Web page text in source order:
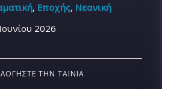
, Εποχής, Νεανική
2026
ΤΗΝ ΤΑΙΝΊΑ